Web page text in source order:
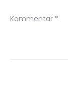
Kommentar *